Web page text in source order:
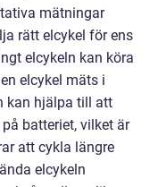
mätningar
rätt elcykel för ens
elcykeln kan köra
elcykel mäts i
kan hjälpa till att
batteriet, vilket är
att cykla längre
elcykeln